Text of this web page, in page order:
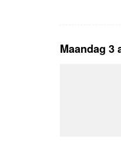
Maandag 3